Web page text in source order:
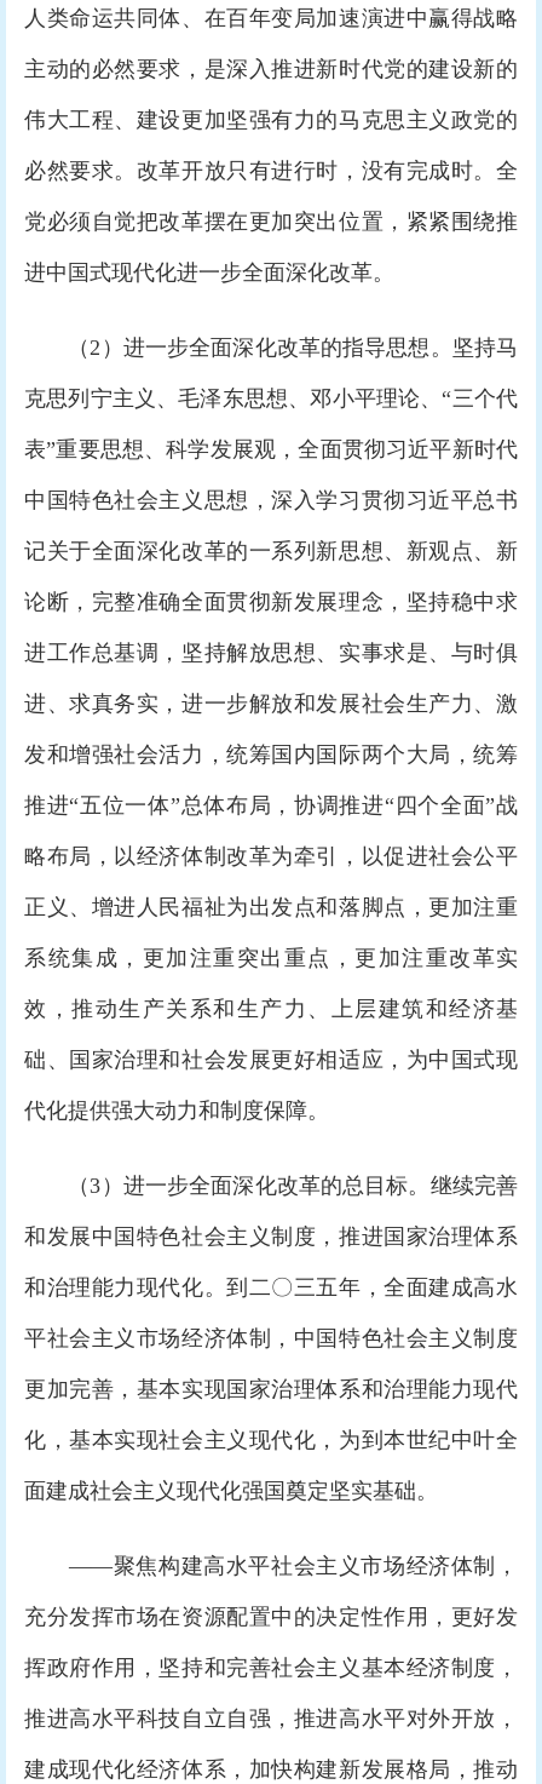
人类命运共同体、在百年变局加速演进中赢得战略
主动的必然要求，是深入推进新时代党的建设新的
伟大工程、建设更加坚强有力的马克思主义政党的
必然要求。改革开放只有进行时，没有完成时。全
党必须自觉把改革摆在更加突出位置，紧紧围绕推
进中国式现代化进一步全面深化改革。
（2）进一步全面深化改革的指导思想。坚持马
克思列宁主义、毛泽东思想、邓小平理论、“三个代
表”重要思想、科学发展观，全面贯彻习近平新时代
中国特色社会主义思想，深入学习贯彻习近平总书
记关于全面深化改革的一系列新思想、新观点、新
论断，完整准确全面贯彻新发展理念，坚持稳中求
进工作总基调，坚持解放思想、实事求是、与时俱
进、求真务实，进一步解放和发展社会生产力、激
发和增强社会活力，统筹国内国际两个大局，统筹
推进“五位一体”总体布局，协调推进“四个全面”战
略布局，以经济体制改革为牵引，以促进社会公平
正义、增进人民福祉为出发点和落脚点，更加注重
系统集成，更加注重突出重点，更加注重改革实
效，推动生产关系和生产力、上层建筑和经济基
础、国家治理和社会发展更好相适应，为中国式现
代化提供强大动力和制度保障。
（3）进一步全面深化改革的总目标。继续完善
和发展中国特色社会主义制度，推进国家治理体系
和治理能力现代化。到二〇三五年，全面建成高水
平社会主义市场经济体制，中国特色社会主义制度
更加完善，基本实现国家治理体系和治理能力现代
化，基本实现社会主义现代化，为到本世纪中叶全
面建成社会主义现代化强国奠定坚实基础。
——聚焦构建高水平社会主义市场经济体制，
充分发挥市场在资源配置中的决定性作用，更好发
挥政府作用，坚持和完善社会主义基本经济制度，
推进高水平科技自立自强，推进高水平对外开放，
建成现代化经济体系，加快构建新发展格局，推动